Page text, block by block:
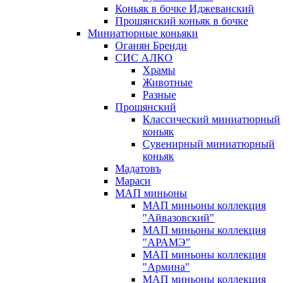
Коньяк в бочке Иджеванский
Прошянский коньяк в бочке
Миниатюрные коньяки
Оганян Бренди
СИС АЛКО
Храмы
Животные
Разные
Прошянский
Классический миниатюрный
коньяк
Сувенирный миниатюрный
коньяк
Мадатовъ
Мараси
МАП миньоны
МАП миньоны коллекция
"Айвазовский"
МАП миньоны коллекция
"АРАМЭ"
МАП миньоны коллекция
"Армина"
МАП миньоны коллекция